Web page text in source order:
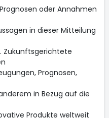
oder Annahmen
in dieser Mitteilung
Zukunftsgerichtete
Prognosen,
in Bezug auf die
Produkte weltweit